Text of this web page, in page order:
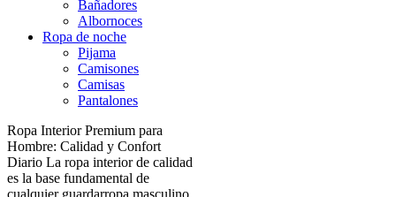
Bañadores
Albornoces
Ropa de noche
Pijama
Camisones
Camisas
Pantalones
Ropa Interior Premium para
Hombre: Calidad y Confort
Diario La ropa interior de calidad
es la base fundamental de
cualquier guardarropa masculino.